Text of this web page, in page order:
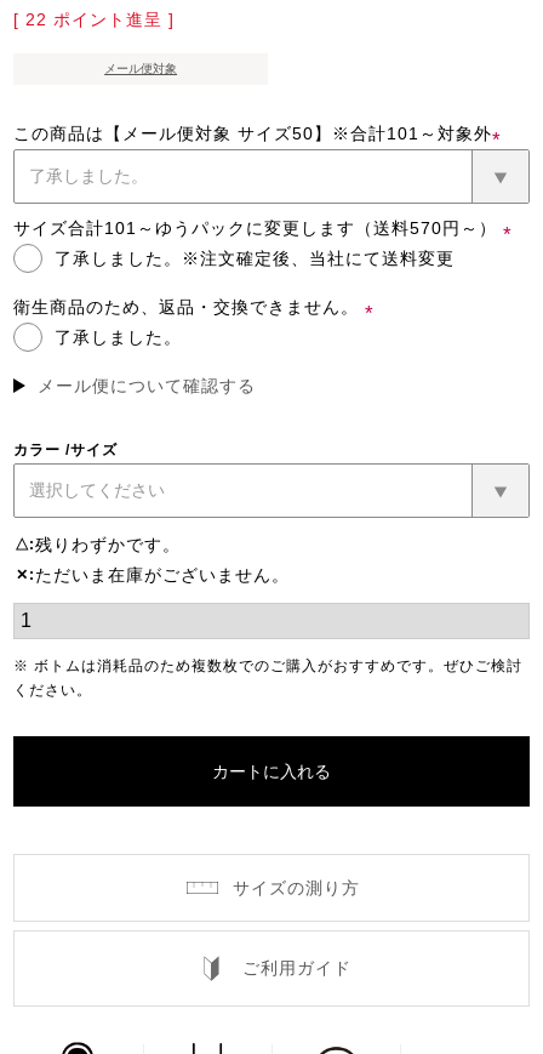
[ 22 ポイント進呈 ]
メール便対象
この商品は【メール便対象 サイズ50】※合計101～対象外
(必
須)
サイズ合計101～ゆうパックに変更します（送料570円～）
了承しました。※注文確定後、当社にて送料変更
衛生商品のため、返品・交換できません。
了承しました。
メール便について確認する
カラー サイズ
△ 残りわずかです。
✕ ただいま在庫がございません。
※ ボトムは消耗品のため複数枚でのご購入がおすすめです。ぜひご検討
ください。
カートに入れる
サイズの測り方
ご利用ガイド